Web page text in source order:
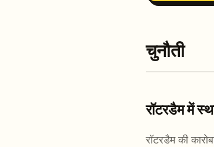
चुनौती
रॉटरडैम में
रॉटरडैम की